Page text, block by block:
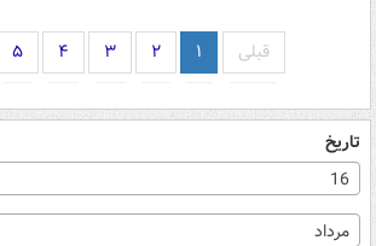
قبلی ۱ ۲ ۳ ۴ ۵
تاریخ
16
مرداد